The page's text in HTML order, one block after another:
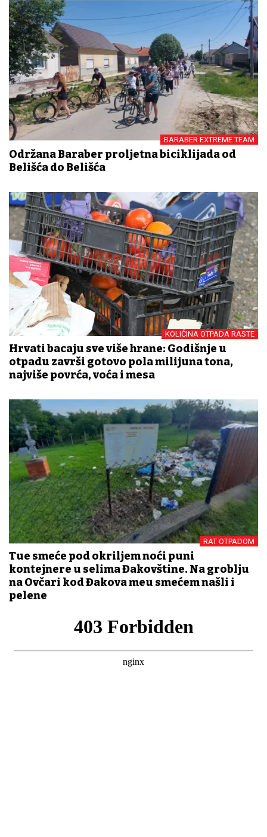
BARABER EXTREME TEAM
Održana Baraber proljetna biciklijada od
Belišća do Belišća
KOLIČINA OTPADA RASTE
Hrvati bacaju sve više hrane: Godišnje u
otpadu završi gotovo pola milijuna tona,
najviše povrća, voća i mesa
RAT OTPADOM
Tuđe smeće pod okriljem noći puni
kontejnere u selima Đakovštine. Na groblju
na Ovčari kod Đakova među smećem našli i
pelene